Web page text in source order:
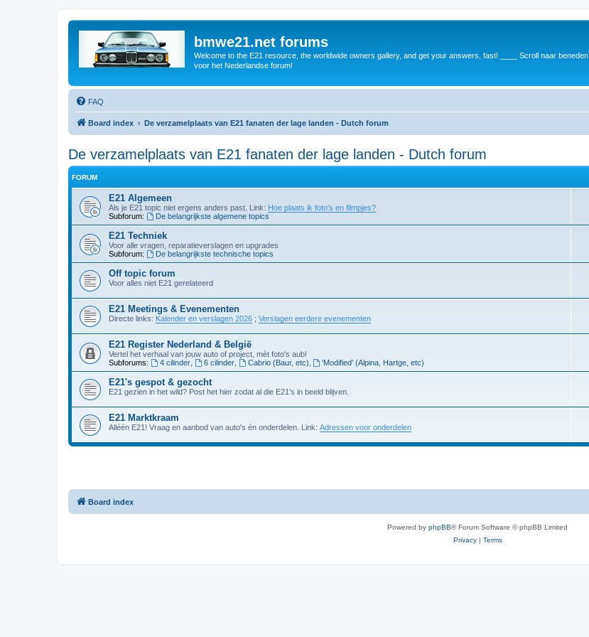
bmwe21.net forums
Welcome to the E21 resource, the worldwide owners gallery, and get your answers, fast! ____ Scroll naar beneden
voor het Nederlandse forum!
FAQ
Board index De verzamelplaats van E21 fanaten der lage landen - Dutch forum
De verzamelplaats van E21 fanaten der lage landen - Dutch forum
FORUM
E21 Algemeen
Als je E21 topic niet ergens anders past. Link: Hoe plaats ik foto's en filmpjes?
Subforum:
De belangrijkste algemene topics
E21 Techniek
Voor alle vragen, reparatieverslagen en upgrades
Subforum:
De belangrijkste technische topics
Off topic forum
Voor alles niet E21 gerelateerd
E21 Meetings & Evenementen
Directe links: Kalender en verslagen 2026 ; Verslagen eerdere evenementen
E21 Register Nederland & België
Vertel het verhaal van jouw auto of project, mèt foto's aub!
Subforums:
4 cilinder, 6 cilinder, Cabrio (Baur, etc) 'Modified' (Alpina, Hartge, etc)
E21's gespot & gezocht
E21 gezien in het wild? Post het hier zodat al die E21's in beeld blijven.
E21 Marktkraam
Alléén E21! Vraag en aanbod van auto's én onderdelen. Link: Adressen voor onderdelen
Board index
Powered by phpBB® Forum Software © phpBB Limited
Privacy| Terms